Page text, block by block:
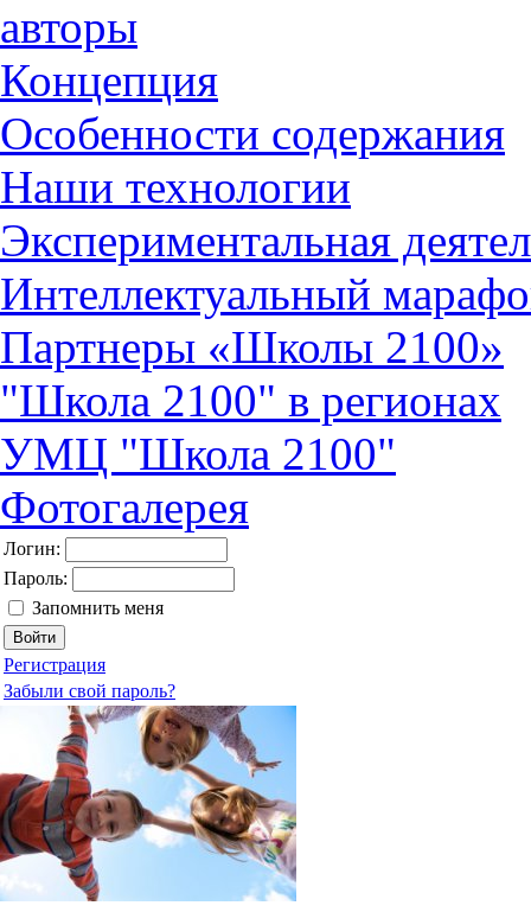
авторы
Концепция
Особенности содержания
Наши технологии
Экспериментальная
Интеллектуальный
Партнеры «Школы 2100»
"Школа 2100" в регионах
УМЦ "Школа 2100"
Фотогалерея
Логин:
Пароль:
Запомнить меня
Регистрация
Забыли свой пароль?